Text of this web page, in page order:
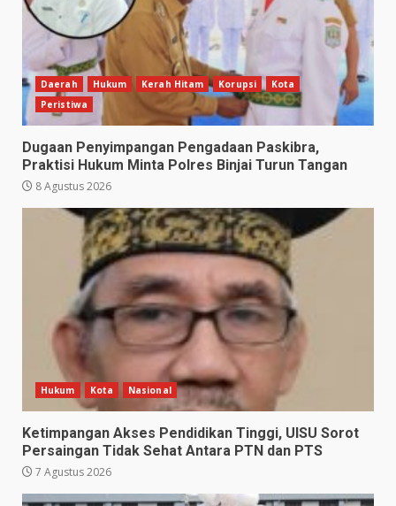
Daerah Hukum Kerah Hitam Korupsi
Kota
Peristiwa
Dugaan Penyimpangan Pengadaan Paskibra,
Praktisi Hukum Minta Polres Binjai Turun Tangan
8 Agustus 2026
Hukum Kota Nasional
Ketimpangan Akses Pendidikan Tinggi, UISU Sorot
Persaingan Tidak Sehat Antara PTN dan PTS
7 Agustus 2026